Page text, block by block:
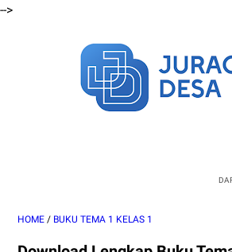
-->
HOME / BUKU TEMA 1 KELAS 1